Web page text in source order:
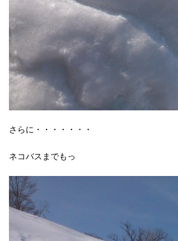
さらに・・・・・・・
ネコバスまでもっ